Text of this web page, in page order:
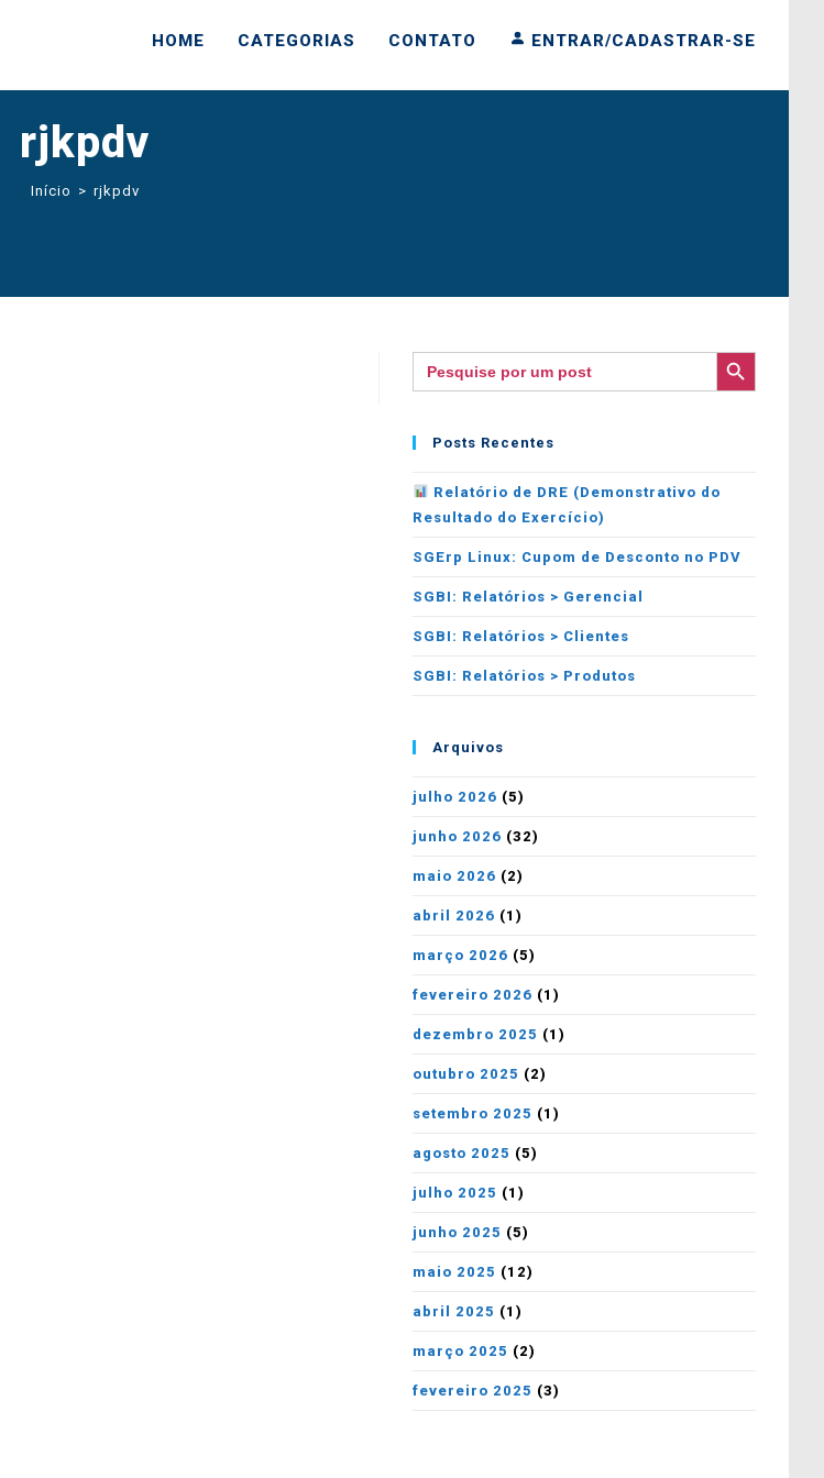
HOME CATEGORIAS CONTATO ENTRAR/CADASTRAR-SE
rjkpdv
Início > rjkpdv
Search
for:
SEARCH BUTTON
Posts Recentes
Relatório de DRE (Demonstrativo do
Resultado do Exercício)
SGErp Linux: Cupom de Desconto no PDV
SGBI: Relatórios > Gerencial
SGBI: Relatórios > Clientes
SGBI: Relatórios > Produtos
Arquivos
julho 2026 (5)
junho 2026 (32)
maio 2026 (2)
abril 2026 (1)
março 2026 (5)
fevereiro 2026 (1)
dezembro 2025 (1)
outubro 2025 (2)
setembro 2025 (1)
agosto 2025 (5)
julho 2025 (1)
junho 2025 (5)
maio 2025 (12)
abril 2025 (1)
março 2025 (2)
fevereiro 2025 (3)